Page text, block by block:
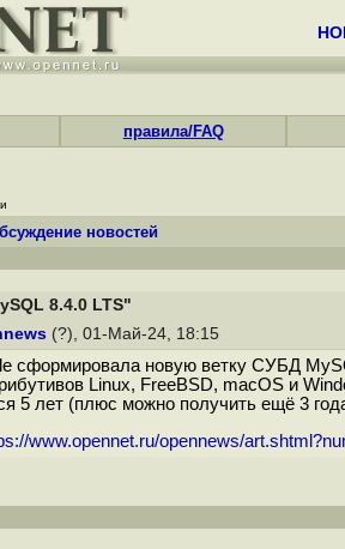
правила/FAQ
новостей
8.4.0 LTS"
(?), 01-Май-24, 18:15
сформировала новую ветку СУБД
Linux, FreeBSD, macOS и
5 лет (плюс можно получить ещё 3
www.opennet.ru/opennews/